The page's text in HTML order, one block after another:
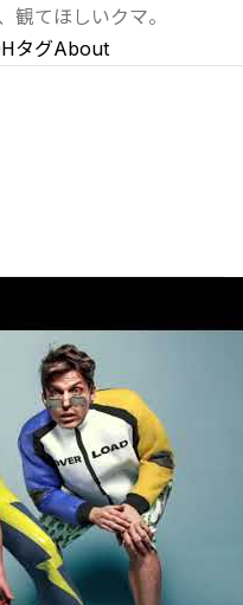
観てほしいクマ。
タグAbout